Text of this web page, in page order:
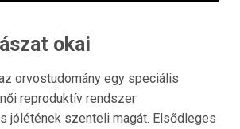
okai
orvostudomány egy speciális
reproduktív rendszer
jólétének szenteli magát. Elsődleges